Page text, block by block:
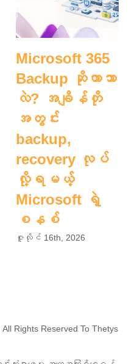
Microsoft 365
Backup ဆိုတာဘာ
လဲ? အချိန်တို
အတွင်း
backup,
recovery လုပ်
လို့ရမယ့်
Microsoft ရဲ့
စနစ်
ဇူလိုင် 16th, 2026
Rights Reserved To Thetys